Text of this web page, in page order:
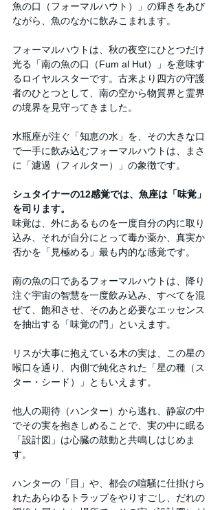
魚の口（フォーマルハウト）」の輝きをあび
ながら、魚のなかに飲みこまれます。
フォーマルハウトは、秋の夜空にひとつだけ
光る「南の魚の口（Fum al Hut）」を意味す
るロイヤルスターです。古来より四方の守護
者のひとつとして、南の空から物質界と霊界
の境界を見守ってきました。
水瓶座が注ぐ「知恵の水」を、その大きな口
で一手に飲み込むフォーマルハウトは、まさ
に「濾過（フィルター）」の象徴です。
シュタイナーの12感覚では、魚座は「味覚」
を司ります。
味覚は、外にあるものを一度自分の内に取り
込み、それが自分にとって毒か薬か、真実か
否かを「見極める」最も内的な感覚です。
南の魚の口であるフォーマルハウトは、降り
注ぐ宇宙の智慧を一度飲み込み、すべてを混
ぜて、飽和させ、そのあと必要なエッセンス
を抽出する「味覚の門」といえます。
リスが大事に抱えている木の実は、この星の
喉口を通り、内側で純化された「星の種（ス
ター・シード）」ともいえます。
他人の期待（ハンター）から逃れ、静寂の中
でその実を抱きしめることで、実の中に眠る
「設計図」は心臓の鼓動と共鳴しはじめま
す。
ハンターの「目」や、都会の喧騒に仕掛けら
れたあらゆるトラップをやりすごし、だれの